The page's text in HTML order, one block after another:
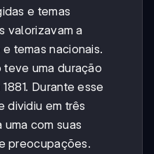
e temas
valorizavam a
temas nacionais.
teve uma duração
Durante esse
dividiu em três
com suas
preocupações.